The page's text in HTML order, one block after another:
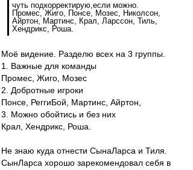
чуть подкорректирую,если можно.
Промес, Жигo, Понсе, Мозес, Николсон,
Айртон, Мартинс, Крал, Ларссон, Тиль,
Хендрикс, Роша.
Моё видение. Разделю всех на 3 группы.
1. Важные для команды
Промес, Жиго, Мозес
2. Добротные игроки
Понсе, РеггиБой, Мартинс, Айртон,
3. Можно обойтись и без них
Крал, Хендрикс, Роша.
Не знаю куда отнести СынаЛарса и Тиля.
СынЛарса хорошо зарекомендовал себя в